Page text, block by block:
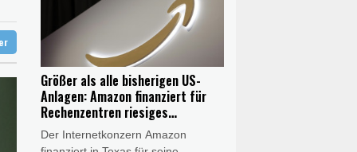
Größer als alle bisherigen US-
Anlagen: Amazon finanziert für
Rechenzentren riesiges
Gaskraftwerk
Der Internetkonzern Amazon